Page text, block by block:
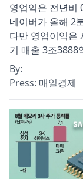
영업익은 전년비
네이버가 올해 2
다만 영업이익은
기 매출 3조3888
By:
Press: 매일경제